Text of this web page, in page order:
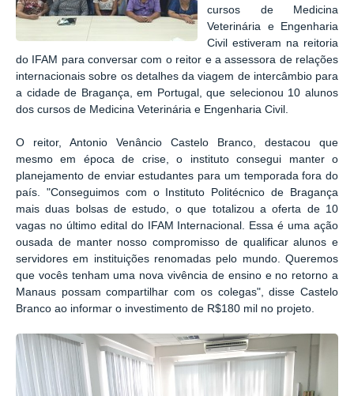
cursos de Medicina
Veterinária e Engenharia
Civil estiveram na reitoria
do IFAM para conversar com o reitor e a assessora de relações
internacionais sobre os detalhes da viagem de intercâmbio para
a cidade de Bragança, em Portugal, que selecionou 10 alunos
dos cursos de Medicina Veterinária e Engenharia Civil.
O reitor, Antonio Venâncio Castelo Branco, destacou que
mesmo em época de crise, o instituto consegui manter o
planejamento de enviar estudantes para um temporada fora do
país. "Conseguimos com o Instituto Politécnico de Bragança
mais duas bolsas de estudo, o que totalizou a oferta de 10
vagas no último edital do IFAM Internacional. Essa é uma ação
ousada de manter nosso compromisso de qualificar alunos e
servidores em instituições renomadas pelo mundo. Queremos
que vocês tenham uma nova vivência de ensino e no retorno a
Manaus possam compartilhar com os colegas", disse Castelo
Branco ao informar o investimento de R$180 mil no projeto.